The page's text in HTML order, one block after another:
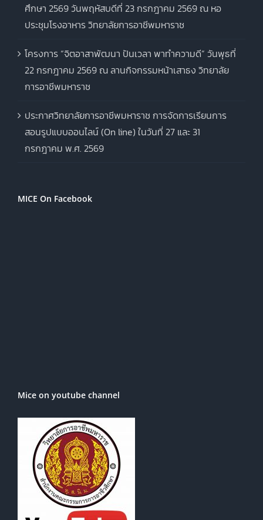
ศึกษา 2569 วันพฤหัสบดีที่ 23 กรกฎาคม 2569 ณ หอ
ประชุมโรงอาหาร วิทยาลัยการอาชีพมหาราช
โครงการ “จิตอาสาพัฒนา ปันเวลา พาทำความดี” วันพุธที่
22 กรกฎาคม 2569 ณ ลานกิจกรรมหน้าเสาธง วิทยาลัย
การอาชีพมหาราช
ประกาศวิทยาลัยการอาชีพมหาราช การจัดการเรียนการ
สอนรูปแบบออนไลน์ (On line) ในวันที่ 27 และ 31
กรกฎาคม พ.ศ. 2569
MICE On Facebook
Mice on youtube channel